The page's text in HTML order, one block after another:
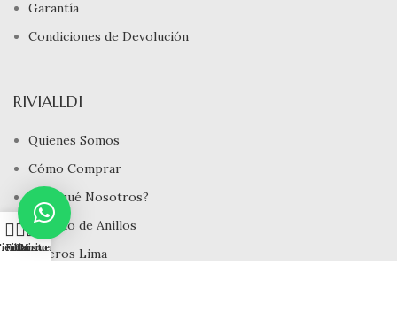
Garantía
Condiciones de Devolución
RIVIALLDI
Quienes Somos
Cómo Comprar
¿ Porqué Nosotros?
Tamaño de Anillos
Joyeros Lima
Filtros
Carrito
Mi cuenta